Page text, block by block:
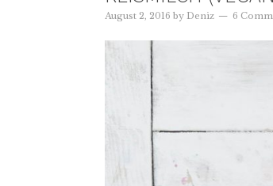
August 2, 2016 by Deniz 6